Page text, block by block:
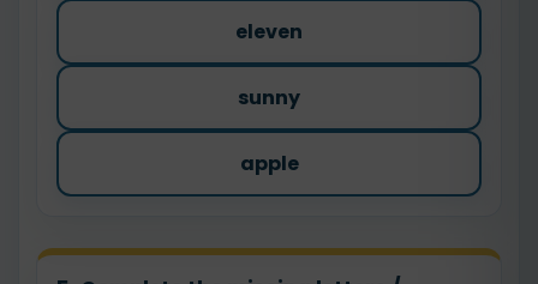
eleven
sunny
apple